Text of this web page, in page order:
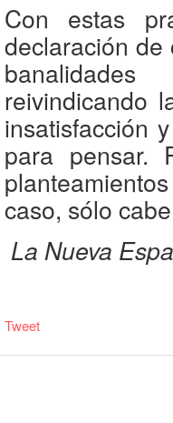
Con estas
declaración de
reivindicando
insatisfacción
para pensar.
caso, sólo
La Nueva
Tweet